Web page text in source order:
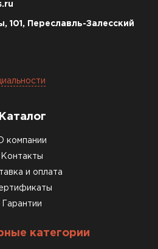
101, Переславль-Залесский
Каталог
компании
Контакты
и оплата
Гарантии
категории